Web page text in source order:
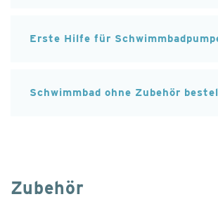
Erste Hilfe für
Schwimmbad ohne Zubehör
Zubehör